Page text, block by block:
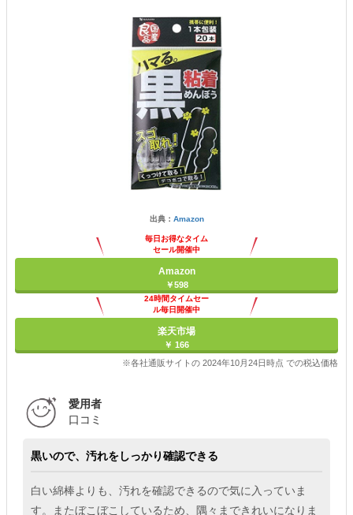
出典： Amazon
毎日お得なタイム
セール開催中
Amazon
￥598
24時間タイムセー
ル毎日開催中
楽天市場
￥ 166
※各社通販サイトの 2024年10月24日時点 での税込価格
愛用者
口コミ
黒いので、汚れをしっかり確認できる
白い綿棒よりも、汚れを確認できるので気に入っていま
す。またぼこぼこしているため、隅々まできれいになりま